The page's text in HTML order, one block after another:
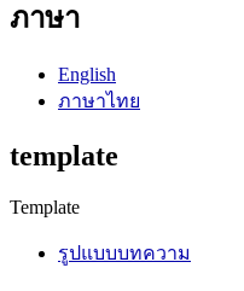
ภาษา
English
ภาษาไทย
template
Template
รูปแบบบทความ